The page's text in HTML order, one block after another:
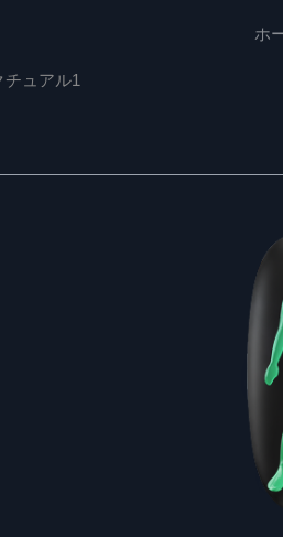
ホ
チュアル1